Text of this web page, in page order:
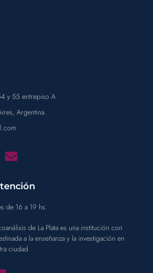
y 55 entrepiso A
Argentina.
de 16 a 19 hs.
de La Plata es una institución con
a la enseñanza y la investigación en
ciudad.